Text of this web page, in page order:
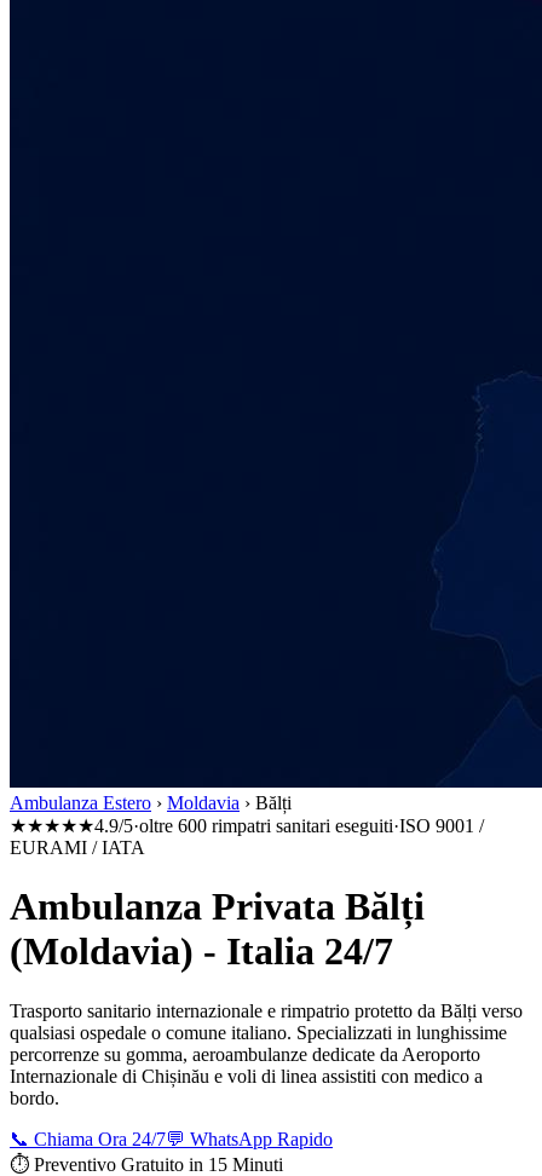
Ambulanza Estero › Moldavia › Bălți
★★★★★4.9/5·oltre 600 rimpatri sanitari eseguiti·ISO 9001 /
EURAMI / IATA
Ambulanza Privata Bălți
(Moldavia) - Italia 24/7
Trasporto sanitario internazionale e rimpatrio protetto da Bălți verso
qualsiasi ospedale o comune italiano. Specializzati in lunghissime
percorrenze su gomma, aeroambulanze dedicate da Aeroporto
Internazionale di Chișinău e voli di linea assistiti con medico a
bordo.
📞 Chiama Ora 24/7💬 WhatsApp Rapido
⏱️ Preventivo Gratuito in 15 Minuti